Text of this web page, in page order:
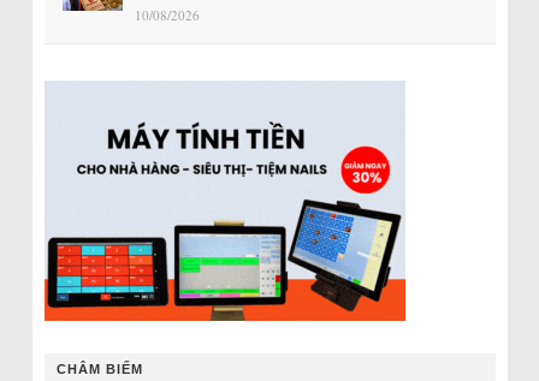
10/08/2026
CHÂM BIẾM